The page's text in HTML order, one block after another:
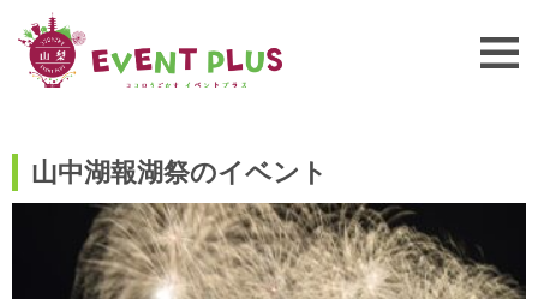
山中湖報湖祭のイベント